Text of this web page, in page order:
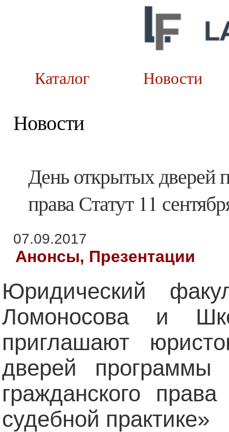
Каталог
Новости
День открытых
права Статут 11
07.09.2017
Анонсы, Презентации
Юридический
Ломоносова и
приглашают
дверей
гражданского
судебной практике»